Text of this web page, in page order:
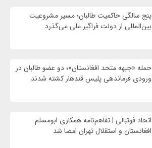
پنج سالگی حاکمیت طالبان؛ مسیر مشروعیت
بین‌المللی از دولت فراگیر ملی می‌گذرد
حمله «جبهه متحد افغانستان»؛ دو عضو طالبان در
ورودی فرماندهی پلیس قندهار کشته شدند
اتحاد فوتبالی | تفاهم‌نامه همکاری ابومسلم
افغانستان و استقلال تهران امضا شد